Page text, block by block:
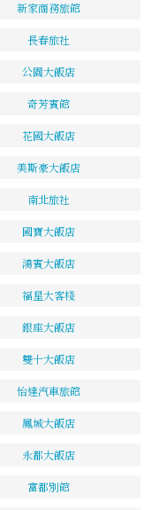
新家商務旅館
長春旅社
公園大飯店
奇芳賓館
花國大飯店
美斯豪大飯店
南北旅社
國寶大飯店
鴻賓大飯店
福星大客棧
銀座大飯店
雙十大飯店
怡達汽車旅館
鳳城大飯店
永都大飯店
富都別館